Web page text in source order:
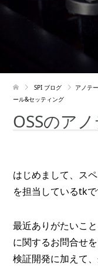
SPI ブログ
アノテ
ール&セッティング
OSSのア
はじめまして、ス
を担当しているtkで
最近ありがたいこ
に関するお問合せ
検証開発に加えて